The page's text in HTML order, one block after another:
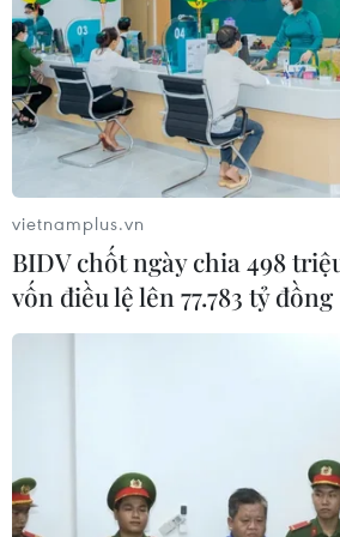
03/08/2026 00:50
Iran và Oman sắp đạt thỏa thuận
tuyến hàng hải mới tại eo biển
Hormuz
02/08/2026 22:47
Yemen có thể trở thành
Israel hoài nghi việc Hamas giải
theo thỏa thuận Gaza
vietnamplus.vn
BIDV chốt ngày chia 498
vốn điều lệ lên 77.783 tỷ đồng